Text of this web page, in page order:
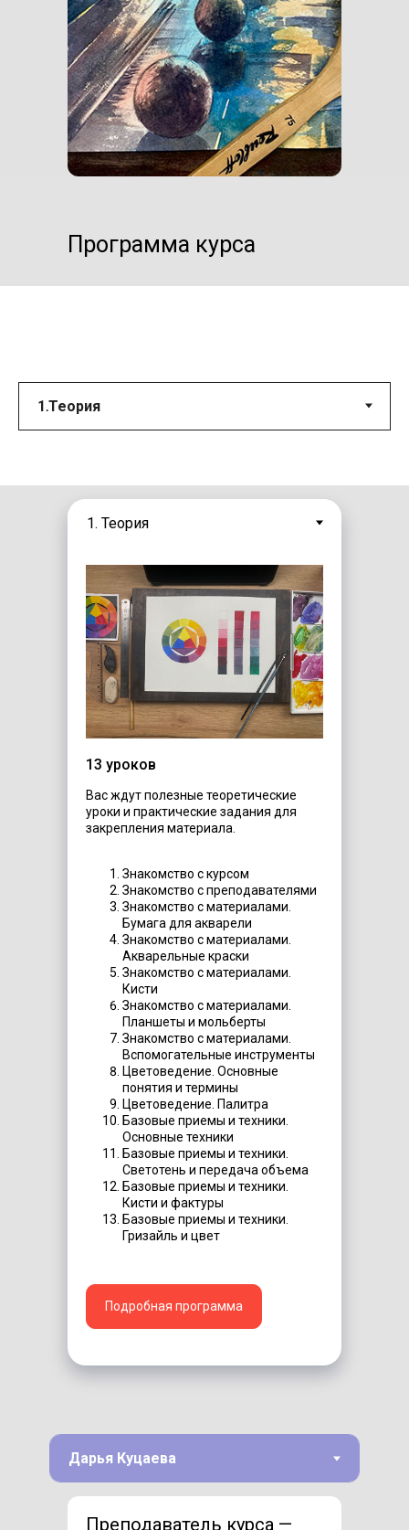
Программа курса
13 уроков
Вас ждут полезные теоретические
уроки и практические задания для
закрепления материала.
Знакомство с курсом
Знакомство с преподавателями
Знакомство с материалами.
Бумага для акварели
Знакомство с материалами.
Акварельные краски
Знакомство с материалами.
Кисти
Знакомство с материалами.
Планшеты и мольберты
Знакомство с материалами.
Вспомогательные инструменты
Цветоведение. Основные
понятия и термины
Цветоведение. Палитра
Базовые приемы и техники.
Основные техники
Базовые приемы и техники.
Светотень и передача объема
Базовые приемы и техники.
Кисти и фактуры
Базовые приемы и техники.
Гризайль и цвет
Подробная программа
Преподаватель курса —